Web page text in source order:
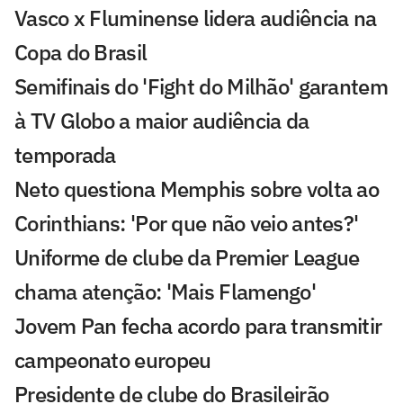
Vasco x Fluminense lidera audiência na
Copa do Brasil
Semifinais do 'Fight do Milhão' garantem
à TV Globo a maior audiência da
temporada
Neto questiona Memphis sobre volta ao
Corinthians: 'Por que não veio antes?'
Uniforme de clube da Premier League
chama atenção: 'Mais Flamengo'
Jovem Pan fecha acordo para transmitir
campeonato europeu
Presidente de clube do Brasileirão